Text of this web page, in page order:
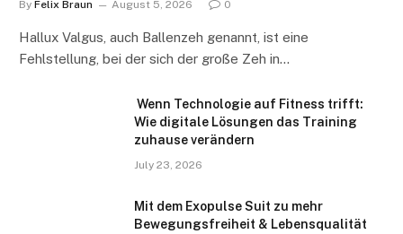
By Felix Braun August 5, 2026 0
Hallux Valgus, auch Ballenzeh genannt, ist eine
Fehlstellung, bei der sich der große Zeh in…
Wenn Technologie auf Fitness trifft:
Wie digitale Lösungen das Training
zuhause verändern
July 23, 2026
Mit dem Exopulse Suit zu mehr
Bewegungsfreiheit & Lebensqualität